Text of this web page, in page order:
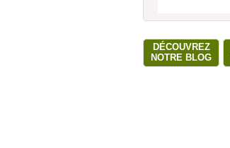
DÉCOUVREZ
NOTRE BLOG